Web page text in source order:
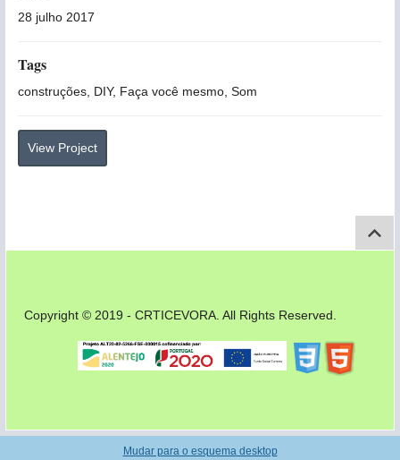
28 julho 2017
Tags
construções, DIY, Faça você mesmo, Som
View Project
Copyright © 2019 - CRTICEVORA. All Rights Reserved.
Mudar para o esquema desktop